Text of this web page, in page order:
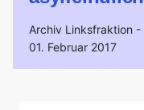
Archiv Linksfraktion -
01. Februar 2017